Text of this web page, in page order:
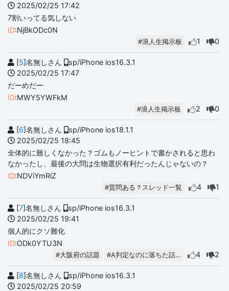
2025/02/25 17:42
7割いってる気しない
ID:NjBkODc0N
#浪人生掲示板 1 0
[5]名無しさん
sp/iPhone ios16.3.1
2025/02/25 17:47
だーめだー
ID:MWY5YWFkM
#浪人生掲示板 2 0
[6]名無しさん
sp/iPhone ios18.1.1
2025/02/25 18:45
全体的に難しくなかった？ゴムもノーヒントで書かされると思わ
なかったし、最後の大問は生物選択有利だったんじゃないの？
ID:NDViYmRiZ
#質問ある？スレッド一覧 4 1
[7]名無しさん
sp/iPhone ios16.3.1
2025/02/25 19:41
個人的にクソ難化
ID:ODk0YTU3N
#大阪府の話題 #A判定なのに落ちた話… 4 2
[8]名無しさん
sp/iPhone ios16.3.1
2025/02/25 20:59